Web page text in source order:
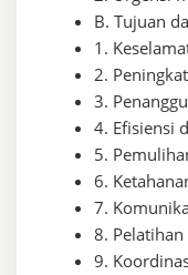
B. Tujuan
1.
2.
3.
4. Efisiensi
5.
6.
7.
8. Pelatihan
9.